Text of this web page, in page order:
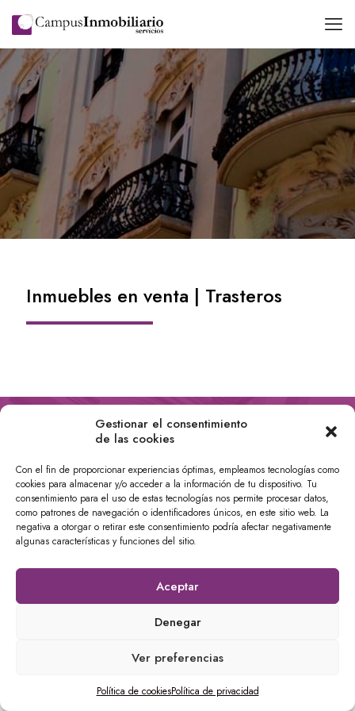
Gestionar el consentimiento
de las cookies
Con el fin de proporcionar experiencias óptimas, empleamos tecnologías como
cookies para almacenar y/o acceder a la información de tu dispositivo. Tu
consentimiento para el uso de estas tecnologías nos permite procesar datos,
como patrones de navegación o identificadores únicos, en este sitio web. La
negativa a otorgar o retirar este consentimiento podría afectar negativamente
algunas características y funciones del sitio.
Aceptar
Denegar
Ver preferencias
Política de cookiesPolítica de privacidad
Inmuebles en venta | Trasteros
CampusInmobiliario
46020 València, España
610 04 24 29
info@campusinmobiliario.es
© 2026 Todos los derechos reservados | Web desarrollada por